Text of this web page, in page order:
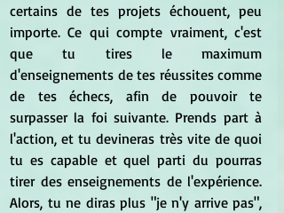
certains de tes projets échouent, peu
importe. Ce qui compte vraiment, c'est
que tu tires le maximum
d'enseignements de tes réussites comme
de tes échecs, afin de pouvoir te
surpasser la foi suivante. Prends part à
l'action, et tu devineras très vite de quoi
tu es capable et quel parti du pourras
tirer des enseignements de l'expérience.
Alors, tu ne diras plus "je n'y arrive pas",